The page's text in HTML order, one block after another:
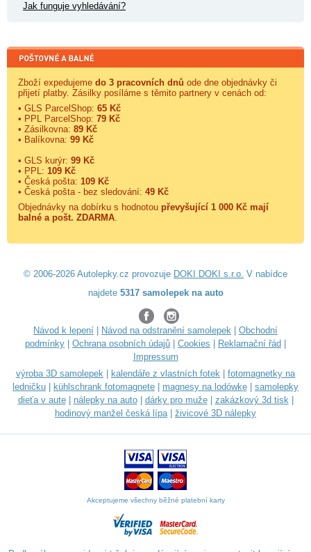
Jak funguje vyhledávání?
Zboží expedujeme do 3 pracovních dnů ode dne objednávky či
přijetí platby. Zásilky posíláme s těmito partnery v cenách od:
• GLS ParcelShop: 65 Kč
• PPL ParcelShop: 79 Kč
• Zásilkovna: 89 Kč
• Balíkovna: 99 Kč
• GLS kurýr: 99 Kč
• PPL: 109 Kč
• Česká pošta: 109 Kč
• Česká pošta - bez sledování: 49 Kč
Objednávky na dobírku s hodnotou převyšující 1 000 Kč mají
balné a pošt. ZDARMA.
© 2006-2026 Autolepky.cz provozuje DOKI DOKI s.r.o. V nabídce
najdete 5317 samolepek na auto
Návod k lepení Návod na odstranění samolepek
Obchodní
podmínky
Ochrana osobních údajů Cookies Reklamační řád
Impressum
výroba 3D samolepek
kalendáře z vlastních fotek
fotomagnetky na
ledničku
kühlschrank fotomagnete magnesy na lodówkę
samolepky
dieťa v aute| nálepky na auto| dárky pro muže| zakázkový 3d tisk|
hodinový manžel česká lípa| živicové 3D nálepky
Akceptujeme všechny běžné platební karty